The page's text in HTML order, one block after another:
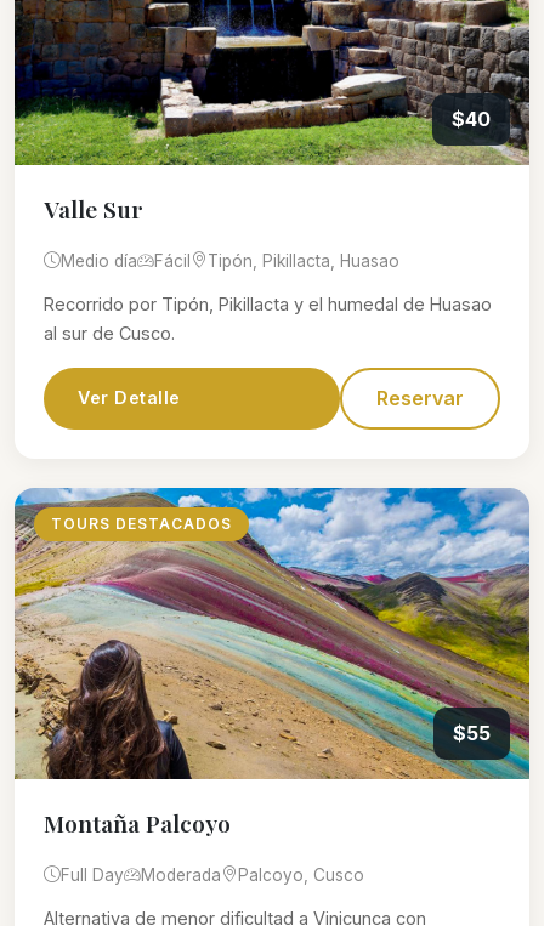
$40
Valle Sur
Medio día Fácil Tipón, Pikillacta, Huasao
Recorrido por Tipón, Pikillacta y el humedal de Huasao
al sur de Cusco.
Ver Detalle Reservar
TOURS DESTACADOS
$55
Montaña Palcoyo
Full Day Moderada Palcoyo, Cusco
Alternativa de menor dificultad a Vinicunca con